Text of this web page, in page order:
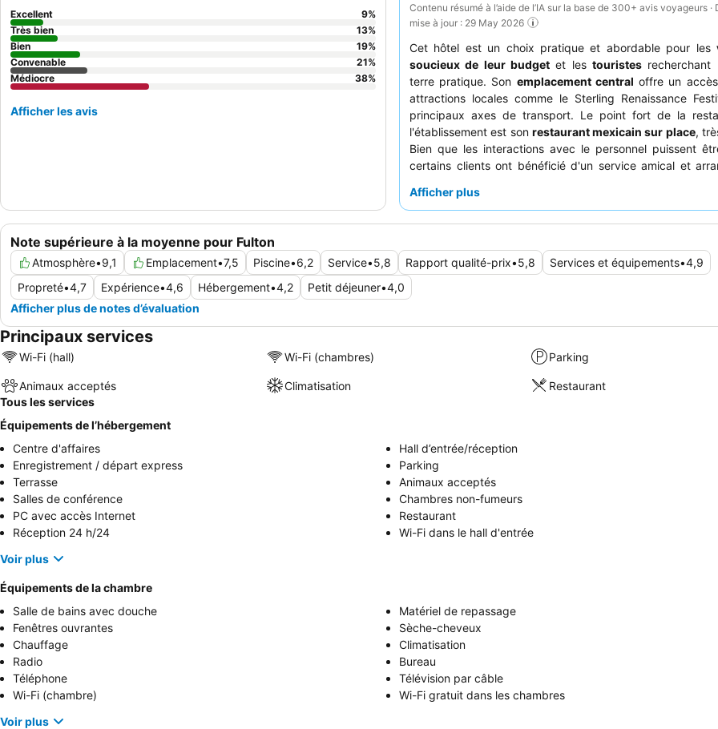
Contenu résumé à l’aide de l’IA sur la base de 300+ avis voyageurs ·
mise à jour : 29 May 2026
Cet hôtel est un choix pratique et abordable pour les
soucieux de leur budget et les touristes
terre pratique. Son emplacement central offre un
attractions locales comme le Sterling Renaissance
principaux axes de transport. Le point fort de la
l'établissement est son restaurant mexicain sur place,
Bien que les interactions avec le personnel puissent
certains clients ont bénéficié d'un service amical et
de compagnie, l'hôtel propose une
Afficher plus
Note supérieure à la moyenne pour Fulton
Atmosphère•9,1 Emplacement•7,5 Piscine•6,2 Service•5,8 Rapport qualité-prix•5,8 Services et équipements•4,9
Propreté•4,7 Expérience•4,6 Hébergement•4,2 Petit déjeuner•4,0
Afficher plus de notes d’évaluation
Excellent 9%
Très bien
13%
Bien
19%
Convenable
21%
Médiocre
38%
Afficher les avis
Principaux services
Wi-Fi (hall) Wi-Fi (chambres) Parking
Animaux acceptés Climatisation
Restaurant
Tous les services
Équipements de l’hébergement
Centre d'affaires
Hall d’entrée/réception
Enregistrement / départ express
Parking
Terrasse
Animaux acceptés
Salles de conférence
Chambres non-fumeurs
PC avec accès Internet
Restaurant
Réception 24 h/24
Wi-Fi dans le hall d'entrée
Voir plus
Équipements de la chambre
Salle de bains avec douche
Matériel de repassage
Fenêtres ouvrantes
Sèche-cheveux
Chauffage
Climatisation
Radio
Bureau
Téléphone
Télévision par câble
Wi-Fi (chambre)
Wi-Fi gratuit dans les chambres
Voir plus